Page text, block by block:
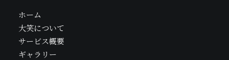
ホーム
大笑について
サービス概要
ギャラリー